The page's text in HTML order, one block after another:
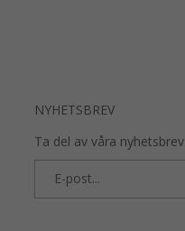
NYHETSBREV
Ta del av våra nyhetsbrev